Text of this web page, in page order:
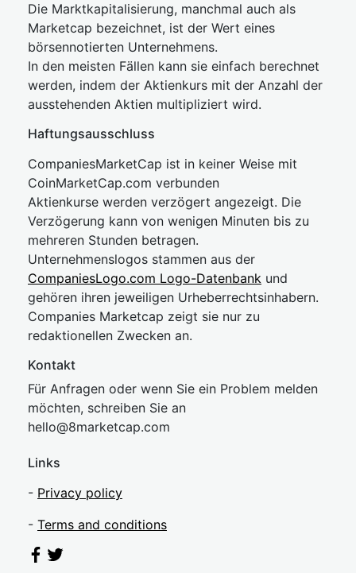
Die Marktkapitalisierung, manchmal auch als
Marketcap bezeichnet, ist der Wert eines
börsennotierten Unternehmens.
In den meisten Fällen kann sie einfach berechnet
werden, indem der Aktienkurs mit der Anzahl der
ausstehenden Aktien multipliziert wird.
Haftungsausschluss
CompaniesMarketCap ist in keiner Weise mit
CoinMarketCap.com verbunden
Aktienkurse werden verzögert angezeigt. Die
Verzögerung kann von wenigen Minuten bis zu
mehreren Stunden betragen.
Unternehmenslogos stammen aus der
CompaniesLogo.com Logo-Datenbank und
gehören ihren jeweiligen Urheberrechtsinhabern.
Companies Marketcap zeigt sie nur zu
redaktionellen Zwecken an.
Kontakt
Für Anfragen oder wenn Sie ein Problem melden
möchten, schreiben Sie an
hello@8marketcap.com
Links
- Privacy policy
- Terms and conditions